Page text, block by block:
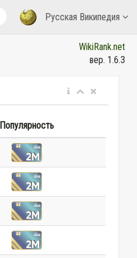
Русская Википедия
WikiRank.net
вер. 1.6.3
Популярность